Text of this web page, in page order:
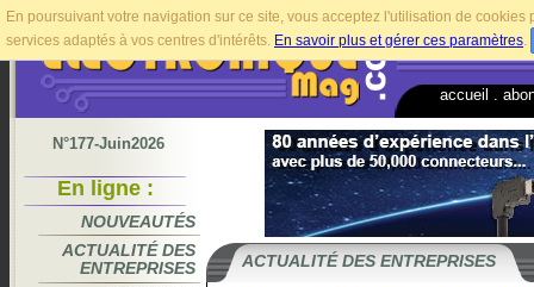
En poursuivant votre navigation sur ce site, vous acceptez l'utilisation de
services adaptés à vos centres d'intérêts. En savoir plus et gérer ces paramètres.
accueil
N°177-Juin2026
En ligne :
NOUVEAUTÉS
ACTUALITÉ DES
ENTREPRISES ACTUALITÉ DES ENTREPRISES